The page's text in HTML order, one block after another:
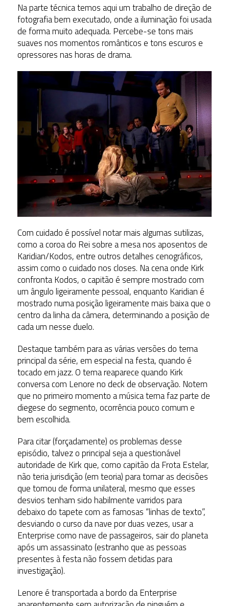
Na parte técnica temos aqui um trabalho de direção de
fotografia bem executado, onde a iluminação foi usada
de forma muito adequada. Percebe-se tons mais
suaves nos momentos românticos e tons escuros e
opressores nas horas de drama.
Com cuidado é possível notar mais algumas sutilizas,
como a coroa do Rei sobre a mesa nos aposentos de
Karidian/Kodos, entre outros detalhes cenográficos,
assim como o cuidado nos closes. Na cena onde Kirk
confronta Kodos, o capitão é sempre mostrado com
um ângulo ligeiramente pessoal, enquanto Karidian é
mostrado numa posição ligeiramente mais baixa que o
centro da linha da câmera, determinando a posição de
cada um nesse duelo.
Destaque também para as várias versões do tema
principal da série, em especial na festa, quando é
tocado em jazz. O tema reaparece quando Kirk
conversa com Lenore no deck de observação. Notem
que no primeiro momento a música tema faz parte de
diegese do segmento, ocorrência pouco comum e
bem escolhida.
Para citar (forçadamente) os problemas desse
episódio, talvez o principal seja a questionável
autoridade de Kirk que, como capitão da Frota Estelar,
não teria jurisdição (em teoria) para tomar as decisões
que tomou de forma unilateral, mesmo que esses
desvios tenham sido habilmente varridos para
debaixo do tapete com as famosas “linhas de texto”,
desviando o curso da nave por duas vezes, usar a
Enterprise como nave de passageiros, sair do planeta
após um assassinato (estranho que as pessoas
presentes à festa não fossem detidas para
investigação).
Lenore é transportada a bordo da Enterprise